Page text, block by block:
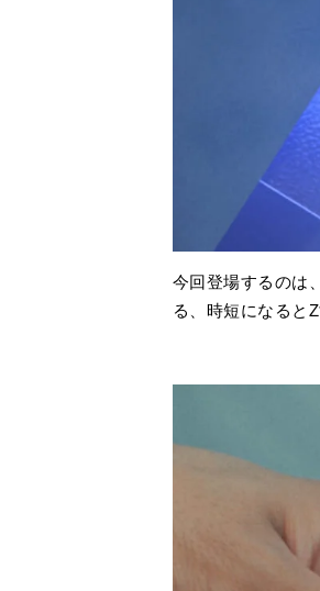
今回登場するのは
る、時短になると